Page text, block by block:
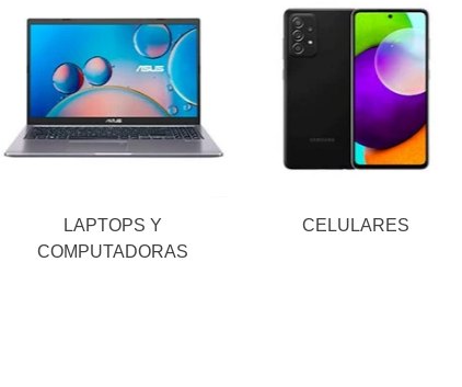
LAPTOPS Y
COMPUTADORAS
CELULARES